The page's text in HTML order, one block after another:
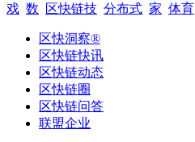
戏 数 区快链技 分布式 家 体育
区快洞察®
区快链快讯
区快链动态
区快链圈
区快链问答
联盟企业